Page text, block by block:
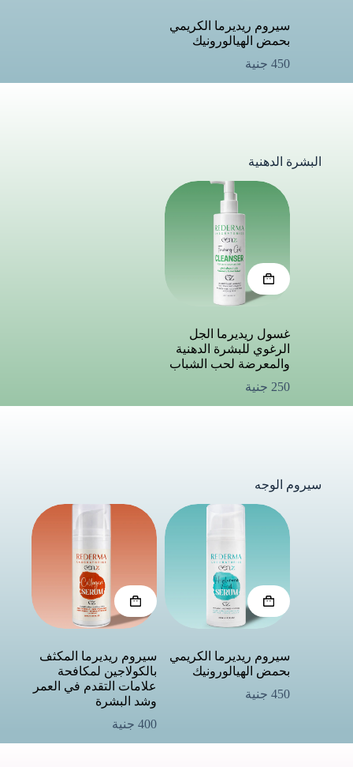
سيروم ريديرما الكريمي
بحمض الهيالورونيك
450 جنية
البشرة الدهنية
غسول ريديرما الجل
الرغوي للبشرة الدهنية
والمعرضة لحب الشباب
250 جنية
سيروم الوجه
سيروم ريديرما الكريمي
بحمض الهيالورونيك
450 جنية
سيروم ريديرما المكثف
بالكولاجين لمكافحة
علامات التقدم في العمر
وشد البشرة
400 جنية